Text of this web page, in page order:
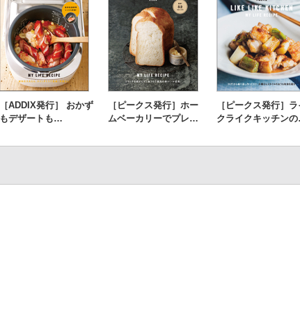
［ADDIX発行］ おかず
もデザートも…
［ピークス発行］ホー
ムベーカリーでプレ…
［ピークス発行］
クライクキッチン